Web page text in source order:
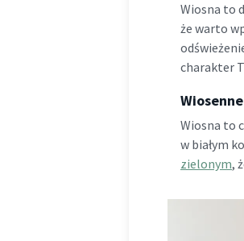
Wiosna to
że warto
charakter
Wiosna to
w białym
zielonym,